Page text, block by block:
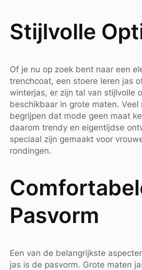
Stijlvolle
Of je nu op zoek bent naar een
trenchcoat, een stoere leren jas
winterjas, er zijn tal van stijlvolle
beschikbaar in grote maten. Veel
begrijpen dat mode geen maat
daarom trendy en eigentijdse
speciaal zijn gemaakt voor
rondingen.
Pasvorm
Een van de belangrijkste
jas is de pasvorm. Grote maten